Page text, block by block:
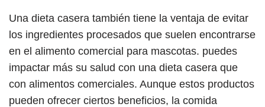
Una dieta casera también tiene la ventaja de evitar
los ingredientes procesados que suelen encontrarse
en el alimento comercial para mascotas. puedes
impactar más su salud con una dieta casera que
con alimentos comerciales. Aunque estos productos
pueden ofrecer ciertos beneficios, la comida